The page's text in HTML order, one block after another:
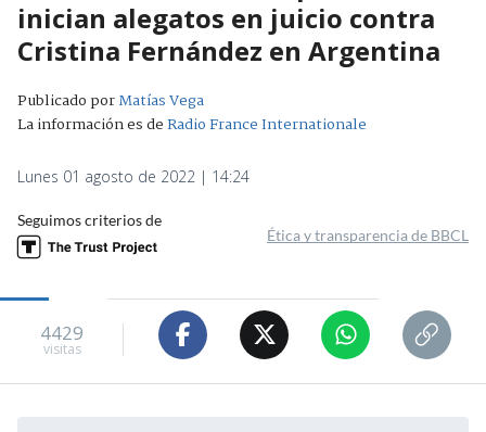
inician alegatos en juicio contra
Cristina Fernández en Argentina
Publicado porMatías Vega
La información es deRadio France Internationale
Lunes 01 agosto de 2022 | 14:24
Seguimos criterios de
Ética y transparencia de BBCL
4429
visitas